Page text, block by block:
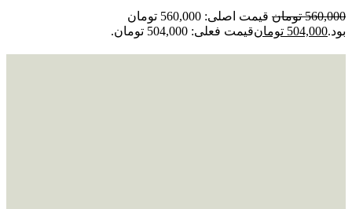
560,000 تومان
قیمت اصلی: 560,000 تومان
بود.504,000 تومانقیمت فعلی: 504,000 تومان.